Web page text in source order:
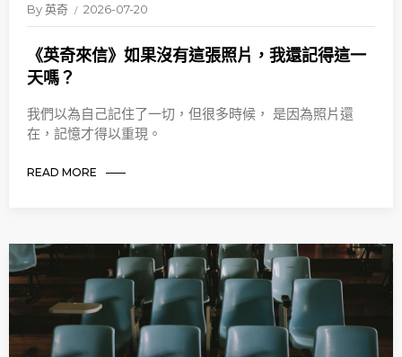
By英奇 2026-07-20
《英奇來信》如果沒有這張照片，我還記得這一
天嗎？
我們以為自己記住了一切，但很多時候， 是因為照片還
在，記憶才得以重現。
READ MORE